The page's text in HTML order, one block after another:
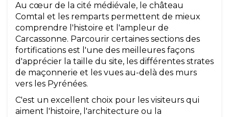
Au cœur de la cité médiévale, le château
Comtal et les remparts permettent de mieux
comprendre l'histoire et l'ampleur de
Carcassonne. Parcourir certaines sections des
fortifications est l'une des meilleures façons
d'apprécier la taille du site, les différentes strates
de maçonnerie et les vues au-delà des murs
vers les Pyrénées.
C'est un excellent choix pour les visiteurs qui
aiment l'histoire, l'architecture ou la